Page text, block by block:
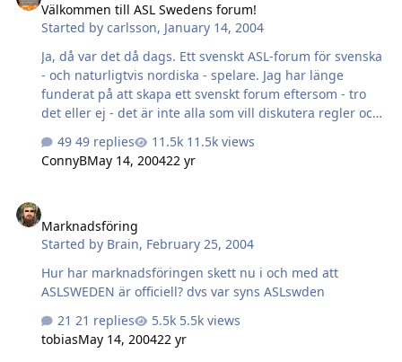
Välkommen till ASL Swedens forum!
Started bycarlsson, January 14, 2004
Ja, då var det då dags. Ett svenskt ASL-forum för svenska
- och naturligtvis nordiska - spelare. Jag har länge
funderat på att skapa ett svenskt forum eftersom - tro
det eller ej - det är inte alla som vill diskutera regler och
men den är växande, och jag är övertygad om att vi med
en svensk ASL-sajt kan sprida hobbyn ännu mer. ASL
några ni kan hitta under "Kategorier" här på forumet. -
AAR-sektioner. En samlingsplats med samtliga AAR's
som finns på nätet. Även om det bara är länkar till andra
sidor…
49 replies
11.5k views
ConnyBMay 14, 200422 yr
Marknadsföring
Started by Brain, February 25, 2004
Hur har marknadsföringen skett nu i och med att
ASLSWEDEN är officiell? dvs var syns ASLswden
21 replies
5.5k views
tobiasMay 14, 200422 yr